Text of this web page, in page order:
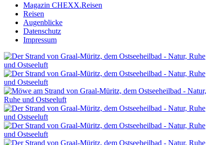
Magazin CHEXX.Reisen
Reisen
Augenblicke
Datenschutz
Impressum